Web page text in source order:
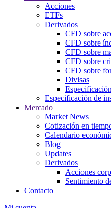
Acciones
ETFs
Derivados
CFD sobre
CFD sobre
CFD sobre
CFD sobre
CFD sobre
Divisas
Especificación de
Mercado
Market News
Cotización en
Calendario
Blog
Updates
Derivados
Acciones
Sentimiento
Contacto